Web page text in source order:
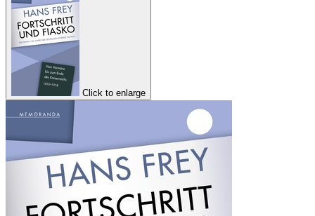
Click to enlarge